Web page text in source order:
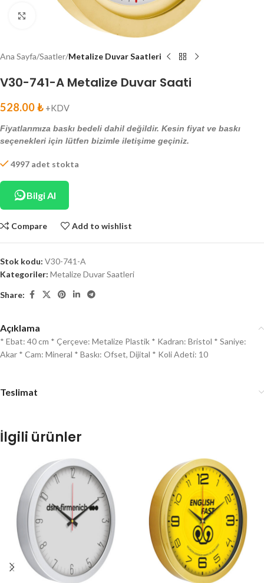
Click to enlarge
Ana Sayfa Saatler Metalize Duvar Saatleri
V30-741-A Metalize Duvar Saati
528.00₺ +KDV
Fiyatlarımıza baskı bedeli dahil değildir. Kesin fiyat ve baskı
seçenekleri için lütfen bizimle iletişime geçiniz.
4997 adet stokta
Bilgi Al
Compare Add to wishlist
Stok kodu: V30-741-A
Kategoriler: Metalize Duvar Saatleri
Share:
Açıklama
* Ebat: 40 cm * Çerçeve: Metalize Plastik * Kadran: Bristol * Saniye:
Akar * Cam: Mineral * Baskı: Ofset, Dijital * Koli Adeti: 10
Teslimat
İlgili ürünler